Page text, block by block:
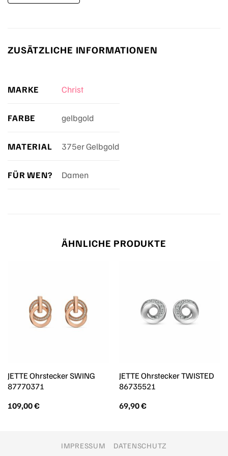
ZUSÄTZLICHE INFORMATIONEN
MARKE Christ
FARBE gelbgold
MATERIAL 375er Gelbgold
FÜR WEN? Damen
ÄHNLICHE PRODUKTE
JETTE Ohrstecker SWING
87770371
109,00€
JETTE Ohrstecker TWISTED
86735521
69,90€
IMPRESSUM DATENSCHUTZ